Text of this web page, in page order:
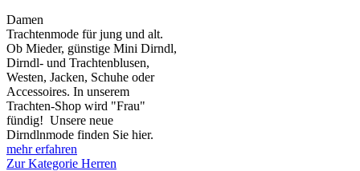
Damen
Trachtenmode für jung und alt.
Ob Mieder, günstige Mini Dirndl,
Dirndl- und Trachtenblusen,
Westen, Jacken, Schuhe oder
Accessoires. In unserem
Trachten-Shop wird "Frau"
fündig! Unsere neue
Dirndlnmode finden Sie hier.
mehr erfahren
Zur Kategorie Herren